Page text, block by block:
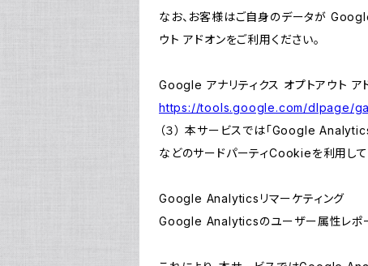
なお、お客様はご自身のデータが
ウト アドオンをご利用ください。
Google アナリティクス オプトアウト アド
https://tools.google.com/dlpage/
（３） 本サービスでは「Google
などのサードパーティCookieを利用して
Google Analyticsリマーケティング
Google Analyticsのユーザー属性レポー